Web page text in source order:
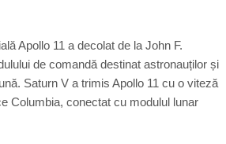
Apollo 11 a decolat de la John F.
de comandă destinat astronauților și
Saturn V a trimis Apollo 11 cu o viteză
Columbia, conectat cu modulul lunar